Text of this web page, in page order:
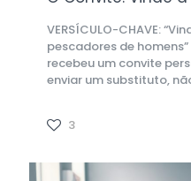
VERSÍCULO-CHAVE:
pescadores de
recebeu um convite
enviar um substituto,
3